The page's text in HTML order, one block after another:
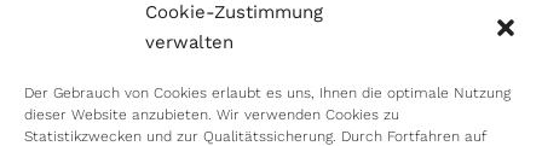
Cookie-Zustimmung
verwalten
Der Gebrauch von Cookies erlaubt es uns, Ihnen die optimale Nutzung
dieser Website anzubieten. Wir verwenden Cookies zu
Statistikzwecken und zur Qualitätssicherung. Durch Fortfahren auf